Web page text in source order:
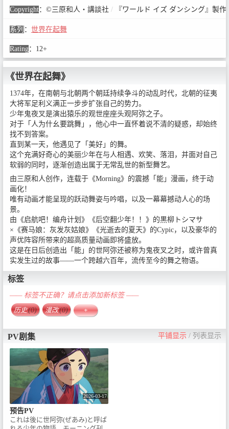
Copyright： ©三原和人・講談社 /『ワールド イズ ダンシング』製作
系列 ： 世界在起舞
Rating： 12+
《世界在起舞》
1374年，在南朝与北朝两个朝廷持续争斗的动乱时代，北朝的征夷
大将军足利义满正一步步扩张自己的势力。
少年鬼夜叉是演出猿乐的观世座座头观阿弥之子。
对于「人为什幺要跳舞」，他心中一直怀着说不清的疑惑，却始终
找不到答案。
直到某一天，他遇见了「美好」的舞。
这个充满好奇心的美丽少年在与人相遇、欢笑、落泪，并面对自己
软弱的同时，逐渐创造出属于无常乱世的新型舞艺。
由三原和人创作，连载于《Morning》的震撼「能」漫画，终于动
画化！
唯有动画才能呈现的跃动舞姿与吟唱，以及一幕幕撼动人心的场
景。
由《启航吧！编舟计划》《后空翻少年！！》的黒柳トシマサ
×《赛马娘：灰发灰姑娘》《光逝去的夏天》的Cypic，以及豪华的
声优阵容所带来的超高质量动画即将盛放。
这是在日后创造出「能」的世阿弥还被称为鬼夜叉之时，或许曾真
实发生过的故事——一个跨越六百年，流传至今的舞之物语。
标签
—— 标签不正确？请点击添加新标签 ——
历史(0) 漫改(0) +
PV剧集 平铺显示 / 列表显示
2026-03-17
预告PV
これは後に世阿弥(ぜあみ)と呼ば